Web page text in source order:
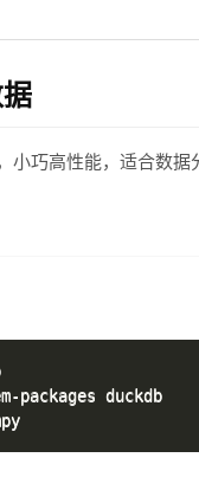
小巧高性能，适合数据
duckdb